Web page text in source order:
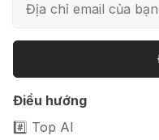
ảnh sản
Điều hướng
#️⃣ Top AI